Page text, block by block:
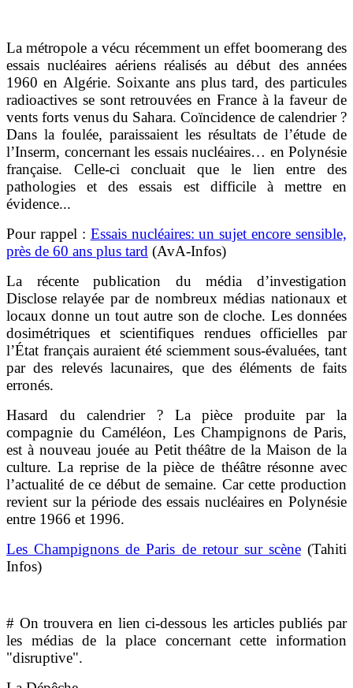
La métropole a vécu récemment un effet boomerang des
essais nucléaires aériens réalisés au début des années
1960 en Algérie. Soixante ans plus tard, des particules
radioactives se sont retrouvées en France à la faveur de
vents forts venus du Sahara. Coïncidence de calendrier ?
Dans la foulée, paraissaient les résultats de l’étude de
l’Inserm, concernant les essais nucléaires… en Polynésie
française. Celle-ci concluait que le lien entre des
pathologies et des essais est difficile à mettre en
évidence...
Pour rappel : Essais nucléaires: un sujet encore sensible,
près de 60 ans plus tard (AvA-Infos)
La récente publication du média d’investigation
Disclose relayée par de nombreux médias nationaux et
locaux donne un tout autre son de cloche. Les données
dosimétriques et scientifiques rendues officielles par
l’État français auraient été sciemment sous-évaluées, tant
par des relevés lacunaires, que des éléments de faits
erronés.
Hasard du calendrier ? La pièce produite par la
compagnie du Caméléon, Les Champignons de Paris,
est à nouveau jouée au Petit théâtre de la Maison de la
culture. La reprise de la pièce de théâtre résonne avec
l’actualité de ce début de semaine. Car cette production
revient sur la période des essais nucléaires en Polynésie
entre 1966 et 1996.
Les Champignons de Paris de retour sur scène(Tahiti
Infos)
# On trouvera en lien ci-dessous les articles publiés par
les médias de la place concernant cette information
"disruptive".